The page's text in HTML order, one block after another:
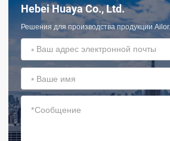
Hebei Huaya Co., Ltd.
Решения для производства продукции Ailor.
*
*
*